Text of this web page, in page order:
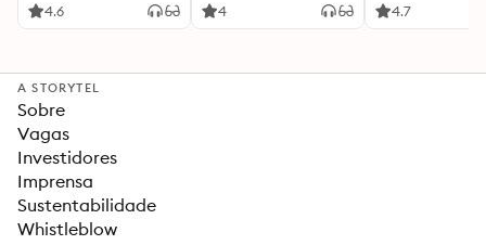
4.6 4 4.7
A STORYTEL
Sobre
Vagas
Investidores
Imprensa
Sustentabilidade
Whistleblow